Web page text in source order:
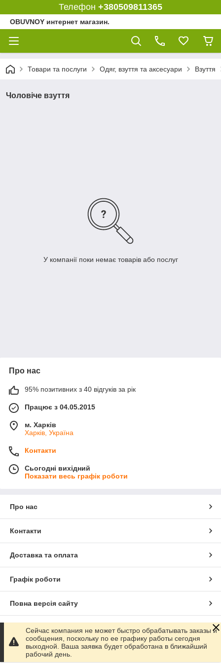
Телефон +380509811365
OBUVNOY интернет магазин.
Товари та послуги Одяг, взуття та аксесуари Взуття
Чоловіче взуття
У компанії поки немає товарів або послуг
Про нас
95% позитивних з 40 відгуків за рік
Працює з 04.05.2015
м. Харків
Харків, Україна
Контакти
Сьогодні вихідний
Показати весь графік роботи
Про нас
Контакти
Доставка та оплата
Графік роботи
Повна версія сайту
Сайт створено на маркетплейсі Prom.ua
Політика конфіденційності
Сейчас компания не может быстро обрабатывать заказы и
сообщения, поскольку по ее графику работы сегодня
выходной. Ваша заявка будет обработана в ближайший
рабочий день.